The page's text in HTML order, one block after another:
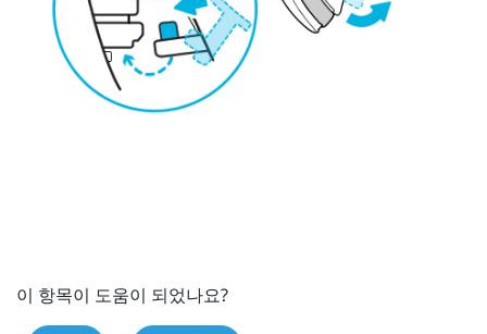
이 항목이 도움이 되었나요?